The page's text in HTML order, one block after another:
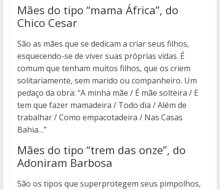
Mães do tipo “mama África”, do
Chico Cesar
São as mães que se dedicam a criar seus filhos,
esquecendo-se de viver suas próprias vidas. É
comum que tenham muitos filhos, que os criem
solitariamente, sem marido ou companheiro. Um
pedaço da obra: “A minha mãe / É mãe solteira / E
tem que fazer mamadeira / Todo dia / Além de
trabalhar / Como empacotadeira / Nas Casas
Bahia…”
Mães do tipo “trem das onze”, do
Adoniram Barbosa
São os tipos que superprotegem seus pimpolhos,